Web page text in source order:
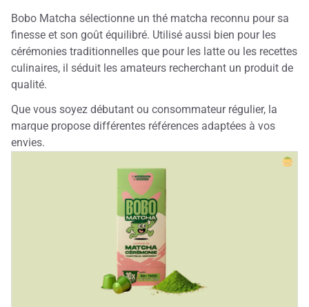
Bobo Matcha sélectionne un thé matcha reconnu pour sa
finesse et son goût équilibré. Utilisé aussi bien pour les
cérémonies traditionnelles que pour les latte ou les recettes
culinaires, il séduit les amateurs recherchant un produit de
qualité.
Que vous soyez débutant ou consommateur régulier, la
marque propose différentes références adaptées à vos
envies.